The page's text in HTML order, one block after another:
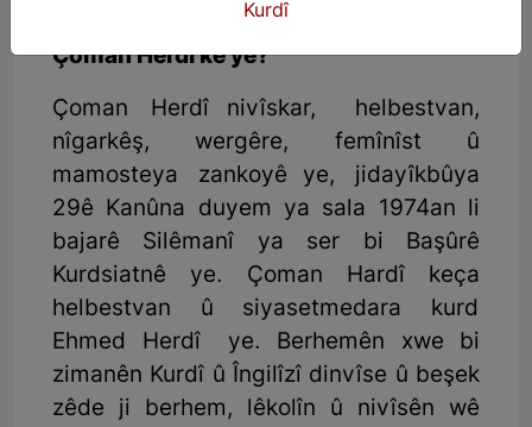
Çoman Herdî kê ye?
Çoman Herdî nivîskar, helbestvan,
nîgarkêş, wergêre, femînîst û
mamosteya zankoyê ye, jidayîkbûya
29ê Kanûna duyem ya sala 1974an li
bajarê Silêmanî ya ser bi Başûrê
Kurdsiatnê ye. Çoman Hardî keça
helbestvan û siyasetmedara kurd
Ehmed Herdî ye. Berhemên xwe bi
zimanên Kurdî û Îngilîzî dinvîse û beşek
zêde ji berhem, lêkolîn û nivîsên wê
Kurdî